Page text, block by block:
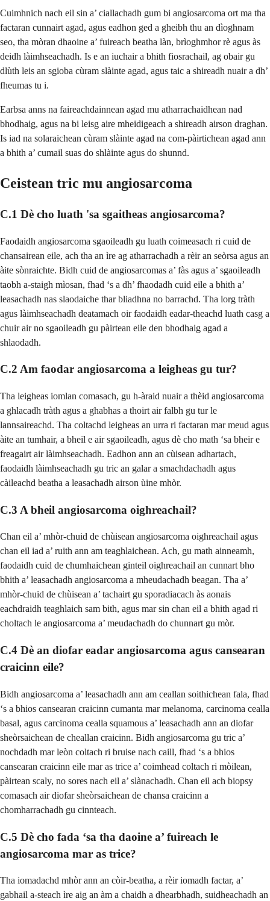
Cuimhnich nach eil sin a’ ciallachadh gum bi angiosarcoma ort ma tha
factaran cunnairt agad, agus eadhon ged a gheibh thu an dìoghnam
seo, tha mòran dhaoine a’ fuireach beatha làn, brìoghmhor rè agus às
deidh làimhseachadh. Is e an iuchair a bhith fiosrachail, ag obair gu
dlùth leis an sgioba cùram slàinte agad, agus taic a shireadh nuair a dh’
fheumas tu i.
Earbsa anns na faireachdainnean agad mu atharrachaidhean nad
bhodhaig, agus na bi leisg aire mheidigeach a shireadh airson draghan.
Is iad na solaraichean cùram slàinte agad na com-pàirtichean agad ann
a bhith a’ cumail suas do shlàinte agus do shunnd.
Ceistean tric mu angiosarcoma
C.1 Dè cho luath 'sa sgaitheas angiosarcoma?
Faodaidh angiosarcoma sgaoileadh gu luath coimeasach ri cuid de
chansairean eile, ach tha an ìre ag atharrachadh a rèir an seòrsa agus an
àite sònraichte. Bidh cuid de angiosarcomas a’ fàs agus a’ sgaoileadh
taobh a-staigh mìosan, fhad ‘s a dh’ fhaodadh cuid eile a bhith a’
leasachadh nas slaodaiche thar bliadhna no barrachd. Tha lorg tràth
agus làimhseachadh deatamach oir faodaidh eadar-theachd luath casg a
chuir air no sgaoileadh gu pàirtean eile den bhodhaig agad a
shlaodadh.
C.2 Am faodar angiosarcoma a leigheas gu tur?
Tha leigheas iomlan comasach, gu h-àraid nuair a thèid angiosarcoma
a ghlacadh tràth agus a ghabhas a thoirt air falbh gu tur le
lannsaireachd. Tha coltachd leigheas an urra ri factaran mar meud agus
àite an tumhair, a bheil e air sgaoileadh, agus dè cho math ‘sa bheir e
freagairt air làimhseachadh. Eadhon ann an cùisean adhartach,
faodaidh làimhseachadh gu tric an galar a smachdachadh agus
càileachd beatha a leasachadh airson ùine mhòr.
C.3 A bheil angiosarcoma oighreachail?
Chan eil a’ mhòr-chuid de chùisean angiosarcoma oighreachail agus
chan eil iad a’ ruith ann am teaghlaichean. Ach, gu math ainneamh,
faodaidh cuid de chumhaichean ginteil oighreachail an cunnart bho
bhith a’ leasachadh angiosarcoma a mheudachadh beagan. Tha a’
mhòr-chuid de chùisean a’ tachairt gu sporadiacach às aonais
eachdraidh teaghlaich sam bith, agus mar sin chan eil a bhith agad ri
choltach le angiosarcoma a’ meudachadh do chunnart gu mòr.
C.4 Dè an diofar eadar angiosarcoma agus cansearan
craicinn eile?
Bidh angiosarcoma a’ leasachadh ann am ceallan soithichean fala, fhad
‘s a bhios cansearan craicinn cumanta mar melanoma, carcinoma cealla
basal, agus carcinoma cealla squamous a’ leasachadh ann an diofar
sheòrsaichean de cheallan craicinn. Bidh angiosarcoma gu tric a’
nochdadh mar leòn coltach ri bruise nach caill, fhad ‘s a bhios
cansearan craicinn eile mar as trice a’ coimhead coltach ri mòilean,
pàirtean scaly, no sores nach eil a’ slànachadh. Chan eil ach biopsy
comasach air diofar sheòrsaichean de chansa craicinn a
chomharrachadh gu cinnteach.
C.5 Dè cho fada ‘sa tha daoine a’ fuireach le
angiosarcoma mar as trice?
Tha iomadachd mhòr ann an còir-beatha, a rèir iomadh factar, a’
gabhail a-steach ìre aig an àm a chaidh a dhearbhadh, suidheachadh an